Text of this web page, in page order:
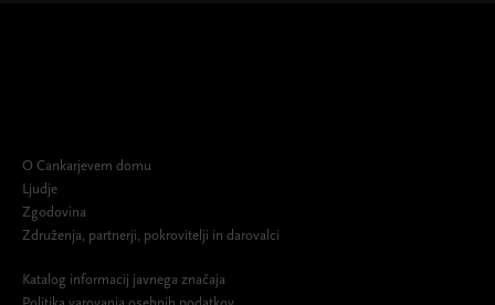
O Cankarjevem domu
Ljudje
Zgodovina
Združenja, partnerji, pokrovitelji in darovalci
Katalog informacij javnega značaja